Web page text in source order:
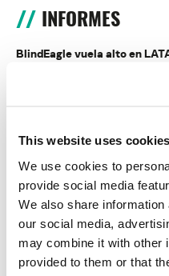
This website uses cookies
We use cookies to
provide social media
We also share
our social media,
may combine it with other
provided to them or that
INFORMES
BlindEagle vuela alto en
Kaspersky proporciona
del APT BlindEagle. Grupo
Tácticas, técnicas y
APT asiáticos modernos
MosaicRegressor:
RevengeHotels: